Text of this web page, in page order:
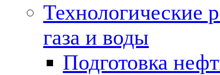
Технологические
газа и воды
Подготовка